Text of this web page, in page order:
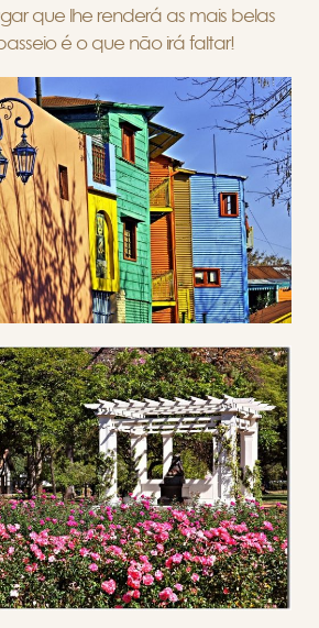
que lhe renderá as mais belas
é o que não irá faltar!